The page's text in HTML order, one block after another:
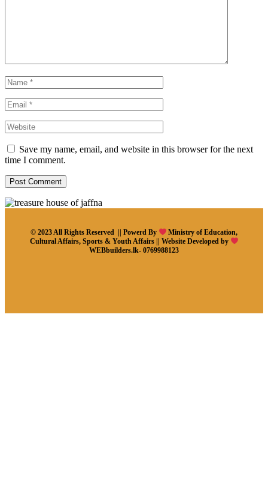
Save my name, email, and website in this browser for the next
time I comment.
© 2023 All Rights Reserved || Powerd By
Ministry of Education,
Cultural Affairs, Sports & Youth Affairs || Website Developed by
WEBbuilders.lk- 0769988123